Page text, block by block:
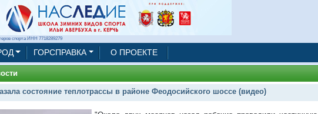
спорта ИНН 7718289279
ГОРСПРАВКА О ПРОЕКТЕ
состояние теплотрассы в районе Феодосийского шоссе (видео)